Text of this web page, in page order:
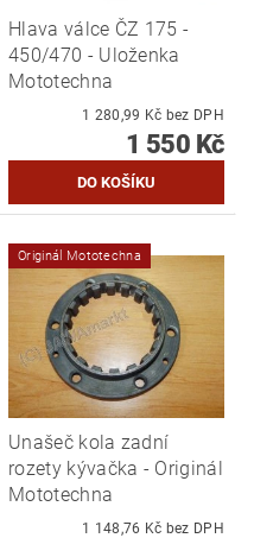
Hlava válce ČZ 175 -
450/470 - Uloženka
Mototechna
1 280,99 Kč bez DPH
1 550 Kč
Originál Mototechna
Unašeč kola zadní
rozety kývačka - Originál
Mototechna
1 148,76 Kč bez DPH